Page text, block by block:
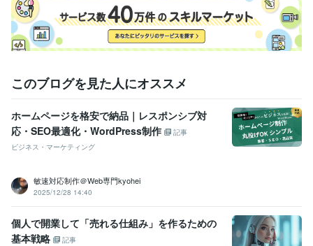
このブログを見た人にオススメ
ホームページを格安で納品｜レスポンシブ対
応・SEO最適化・WordPress制作
記事
ビジネス・マーケティング
敏速対応制作＠Web専門kyohei
2025/12/28 14:40
個人で開業して「売れる仕組み」を作るための
基本戦略
記事